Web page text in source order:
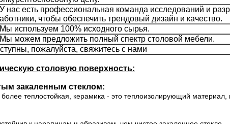
нас есть профессиональная команда исследований и
чтобы обеспечить трендовый дизайн и качество.
используем 100% исходного сырья.
можем предложить полный спектр столовой мебели.
пожалуйста, свяжитесь с нами
столовую поверхность:
закаленным стеклом:
теплостойкая, керамика - это теплоизолирующий